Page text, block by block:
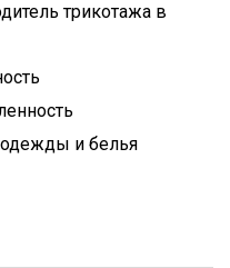
трикотажа в
и белья